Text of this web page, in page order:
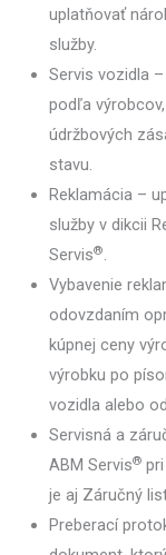
uplatňovať
služby.
Servis vozidla
podľa
údržbových
stavu.
Reklamácia –
služby v dikcii
Servis®.
Vybavenie
odovzdaním
kúpnej ceny
výrobku po
vozidla alebo
Servisná a
ABM Servis®
je aj Záručný
Preberací